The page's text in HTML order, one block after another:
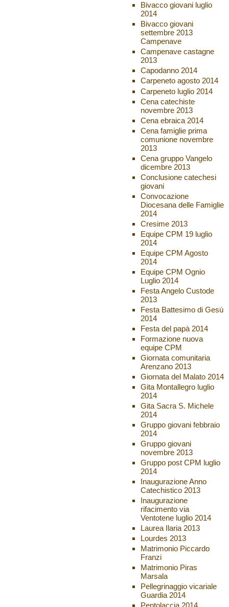
Bivacco giovani luglio
2014
Bivacco giovani
settembre 2013
Campenave
Campenave castagne
2013
Capodanno 2014
Carpeneto agosto 2014
Carpeneto luglio 2014
Cena catechiste
novembre 2013
Cena ebraica 2014
Cena famiglie prima
comunione novembre
2013
Cena gruppo Vangelo
dicembre 2013
Conclusione catechesi
giovani
Convocazione
Diocesana delle Famiglie
2014
Cresime 2013
Equipe CPM 19 luglio
2014
Equipe CPM Agosto
2014
Equipe CPM Ognio
Luglio 2014
Festa Angelo Custode
2013
Festa Battesimo di Gesù
2014
Festa del papà 2014
Formazione nuova
equipe CPM
Giornata comunitaria
Arenzano 2013
Giornata del Malato 2014
Gita Montallegro luglio
2014
Gita Sacra S. Michele
2014
Gruppo giovani febbraio
2014
Gruppo giovani
novembre 2013
Gruppo post CPM luglio
2014
Inaugurazione Anno
Catechistico 2013
Inaugurazione
rifacimento via
Ventotene luglio 2014
Laurea Ilaria 2013
Lourdes 2013
Matrimonio Piccardo
Franzi
Matrimonio Piras
Marsala
Pellegrinaggio vicariale
Guardia 2014